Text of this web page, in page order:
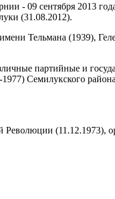
- 09 сентября 2013
(31.08.2012).
Тельмана (1939),
партийные и
Семилукского
(11.12.1973),